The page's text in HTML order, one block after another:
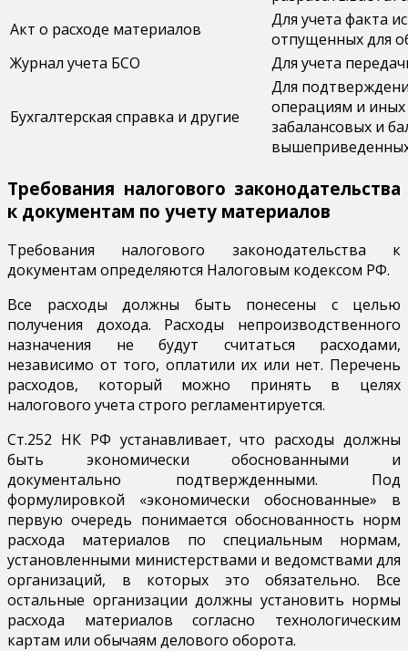
Акт о расходе материалов
Для учета факта
отпущенных для
Журнал учета БСО
Для учета
Бухгалтерская справка и другие
Для
операциям и
забалансовых и
Требования налогового законодательства
к документам по учету материалов
Требования налогового законодательства к
документам определяются Налоговым кодексом РФ.
Все расходы должны быть понесены с целью
получения дохода. Расходы непроизводственного
назначения не будут считаться расходами,
независимо от того, оплатили их или нет. Перечень
расходов, который можно принять в целях
налогового учета строго регламентируется.
Ст.252 НК РФ устанавливает, что расходы должны
быть экономически обоснованными и
документально подтвержденными. Под
формулировкой «экономически обоснованные» в
первую очередь понимается обоснованность норм
расхода материалов по специальным нормам,
установленными министерствами и ведомствами для
организаций, в которых это обязательно. Все
остальные организации должны установить нормы
расхода материалов согласно технологическим
картам или обычаям делового оборота.